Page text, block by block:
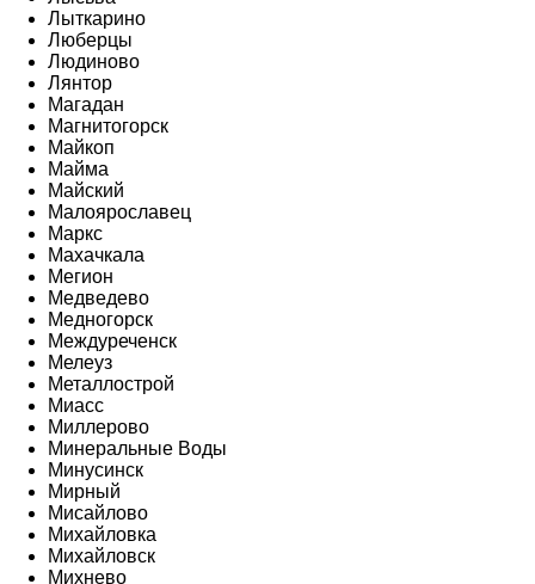
Лыткарино
Люберцы
Людиново
Лянтор
Магадан
Магнитогорск
Майкоп
Майма
Майский
Малоярославец
Маркс
Махачкала
Мегион
Медведево
Медногорск
Междуреченск
Мелеуз
Металлострой
Миасс
Миллерово
Минеральные Воды
Минусинск
Мирный
Мисайлово
Михайловка
Михайловск
Михнево